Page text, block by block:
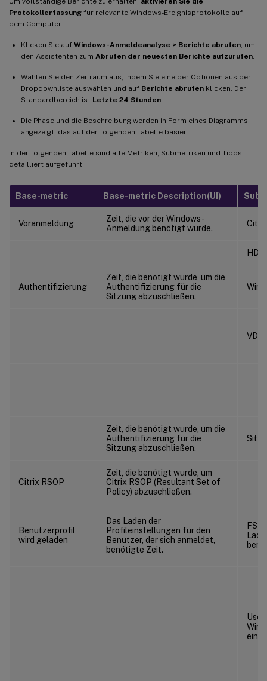
Protokollerfassung für relevante Windows-Ereignisprotokolle auf
dem Computer.
Klicken Sie auf Windows-Anmeldeanalyse > Berichte abrufen , um
den Assistenten zum Abrufen der neuesten Berichte aufzurufen
Wählen Sie den Zeitraum aus, indem Sie eine der Optionen aus der
Dropdownliste auswählen und auf Berichte abrufen klicken. Der
Standardbereich ist Letzte 24 Stunden
Die Phase und die Beschreibung werden in Form eines Diagramms
angezeigt, das auf der folgenden Tabelle basiert.
In der folgenden Tabelle sind alle Metriken, Submetriken und Tipps
detailliert aufgeführt.
Base-metric Base-metric Description(UI) Sub-
Voranmeldung
Zeit, die vor der Windows-
Anmeldung benötigt wurde.
Authentifizierung
Zeit, die benötigt wurde, um die
Authentifizierung für die
Sitzung abzuschließen.
Zeit, die benötigt wurde, um die
Authentifizierung für die
Sitzung abzuschließen.
Citrix RSOP
Zeit, die benötigt wurde, um
Citrix RSOP (Resultant Set of
Policy) abzuschließen.
Benutzerprofil
wird geladen
Das Laden der
Profileinstellungen für den
Benutzer, der sich anmeldet,
benötigte Zeit.